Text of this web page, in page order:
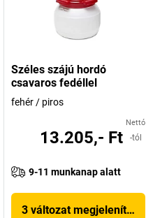
Széles szájú hordó
csavaros fedéllel
fehér / piros
Nettó
13.205,- Ft -tól
9-11 munkanap alatt
3 változat megjelenítése